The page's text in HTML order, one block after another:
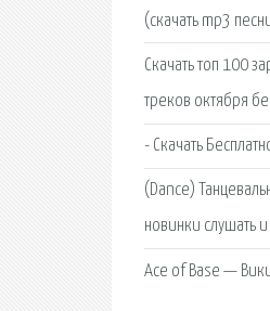
(скачать mp3
Скачать топ 100
треков октября
- Скачать
(Dance)
новинки слушать и
Ace of Base —